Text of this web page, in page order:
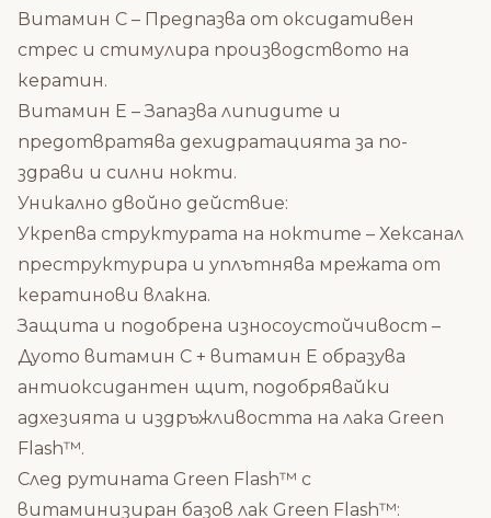
Витамин C – Предпазва от оксидативен
стрес и стимулира производството на
кератин.
Витамин E – Запазва липидите и
предотвратява дехидратацията за по-
здрави и силни нокти.
Уникално двойно действие:
Укрепва структурата на ноктите – Хексанал
преструктурира и уплътнява мрежата от
кератинови влакна.
Защита и подобрена износоустойчивост –
Дуото витамин C + витамин E образува
антиоксидантен щит, подобрявайки
адхезията и издръжливостта на лака Green
Flash™.
След рутината Green Flash™ с
витаминизиран базов лак Green Flash™: